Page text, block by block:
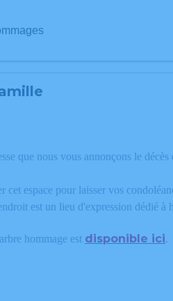
que nous vous annonçons le
espace pour laisser vos
est un lieu d'expression dédié
hommage est disponible ici.